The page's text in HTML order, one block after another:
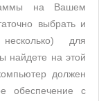
на Вашем
выбрать и
для
найдете на этой
должен
обеспечение с